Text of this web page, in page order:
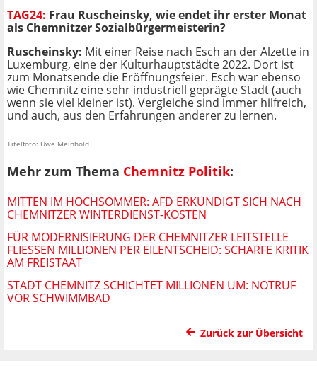
TAG24: Frau Ruscheinsky, wie endet ihr erster Monat
als Chemnitzer Sozialbürgermeisterin?
Ruscheinsky: Mit einer Reise nach Esch an der Alzette in
Luxemburg, eine der Kulturhauptstädte 2022. Dort ist
zum Monatsende die Eröffnungsfeier. Esch war ebenso
wie Chemnitz eine sehr industriell geprägte Stadt (auch
wenn sie viel kleiner ist). Vergleiche sind immer hilfreich,
und auch, aus den Erfahrungen anderer zu lernen.
Titelfoto: Uwe Meinhold
Mehr zum Thema Chemnitz Politik:
MITTEN IM HOCHSOMMER: AFD ERKUNDIGT SICH NACH
CHEMNITZER WINTERDIENST-KOSTEN
FÜR MODERNISIERUNG DER CHEMNITZER LEITSTELLE
FLIESSEN MILLIONEN PER EILENTSCHEID: SCHARFE KRITIK A
M FREISTAAT
STADT CHEMNITZ SCHICHTET MILLIONEN UM: NOTRUF
VOR SCHWIMMBAD
Zurück zur Übersicht